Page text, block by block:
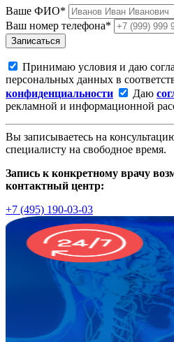
Ваше ФИО*
Ваш номер телефона*
Записаться
Принимаю условия и даю
персональных данных в
конфиденциальности
Даю
рекламной и информационной
Вы записываетесь на
специалисту на свободное время.
Запись к конкретному врачу
контактный центр:
+7 (495) 190-03-03